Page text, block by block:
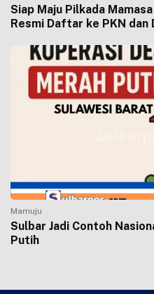
Siap Maju Pilkada
Resmi Daftar ke PKN dan
Mamuju
Sulbar Jadi Contoh
Putih